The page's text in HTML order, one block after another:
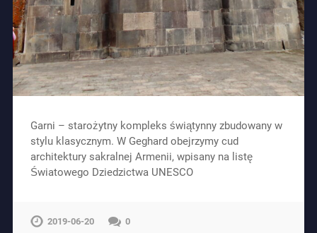
Garni – starożytny kompleks świątynny zbudowany w
stylu klasycznym. W Geghard obejrzymy cud
architektury sakralnej Armenii, wpisany na listę
Światowego Dziedzictwa UNESCO
2019-06-20 0